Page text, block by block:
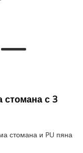
стомана с 3
стомана и PU пяна